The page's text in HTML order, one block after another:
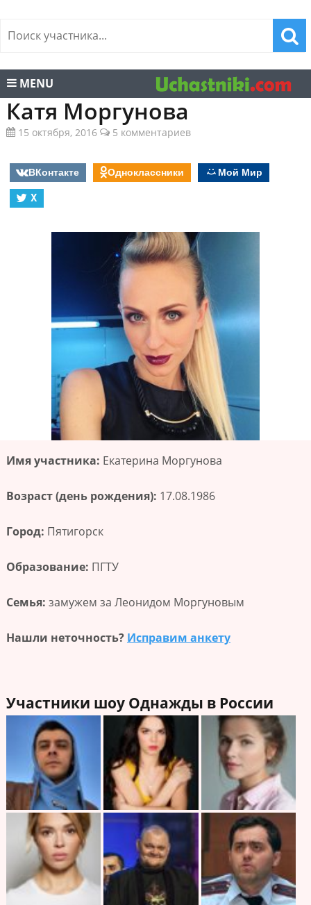
MENU
Катя Моргунова
15 октября, 2016 5 комментариев
ВКонтакте Одноклассники
Мой Мир
X
Имя участника: Екатерина Моргунова
Возраст (день рождения): 17.08.1986
Город: Пятигорск
Образование: ПГТУ
Семья: замужем за Леонидом Моргуновым
Нашли неточность? Исправим анкету
Участники шоу Однажды в России